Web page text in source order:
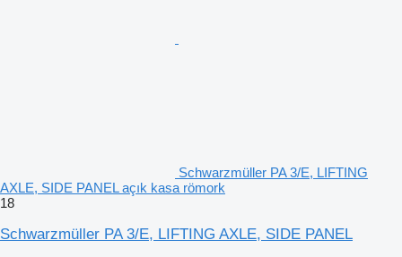
Schwarzmüller PA 3/E, LIFTING
AXLE, SIDE PANEL açık kasa römork
18
Schwarzmüller PA 3/E, LIFTING AXLE, SIDE PANEL